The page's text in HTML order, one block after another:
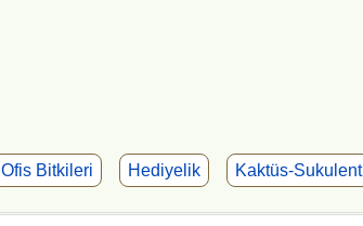
Ofis Bitkileri Hediyelik Kaktüs-Sukulent